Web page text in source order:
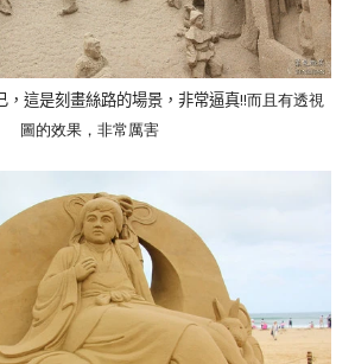
，這是刻畫絲路的場景，非常逼真!!而且有透視
圖的效果，非常厲害